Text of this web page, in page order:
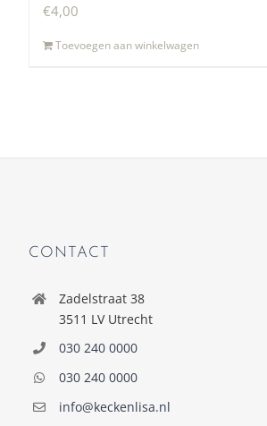
€4,00
Toevoegen aan winkelwagen
CONTACT
Zadelstraat 38
3511 LV Utrecht
030 240 0000
030 240 0000
info@keckenlisa.nl